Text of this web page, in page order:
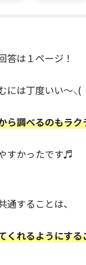
答は１ページ！
には丁度いい〜⸜(
ら調べるのもラク
すかったです♬
することは、
くれるようにする